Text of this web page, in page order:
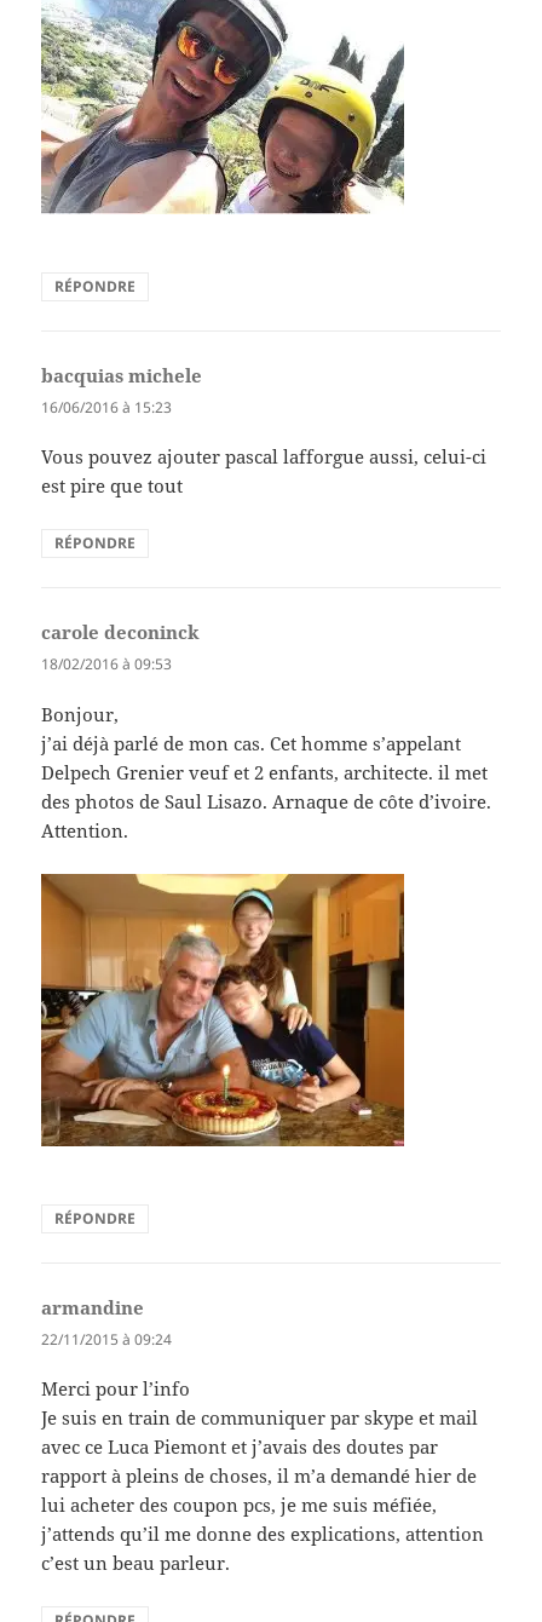
RÉPONDRE
bacquias michele
16/06/2016 à 15:23
Vous pouvez ajouter pascal lafforgue aussi, celui-ci
est pire que tout
RÉPONDRE
carole deconinck
18/02/2016 à 09:53
Bonjour,
j’ai déjà parlé de mon cas. Cet homme s’appelant
Delpech Grenier veuf et 2 enfants, architecte. il met
des photos de Saul Lisazo. Arnaque de côte d’ivoire.
Attention.
RÉPONDRE
armandine
22/11/2015 à 09:24
Merci pour l’info
Je suis en train de communiquer par skype et mail
avec ce Luca Piemont et j’avais des doutes par
rapport à pleins de choses, il m’a demandé hier de
lui acheter des coupon pcs, je me suis méfiée,
j’attends qu’il me donne des explications, attention
c’est un beau parleur.